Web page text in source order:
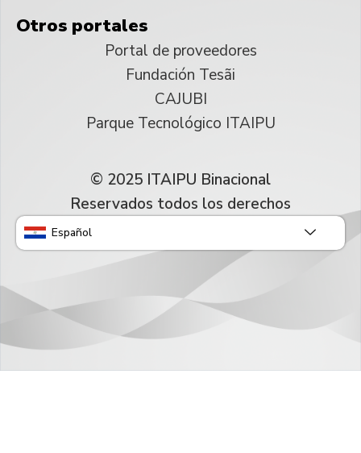
Otros portales
Portal de proveedores
Fundación Tesãi
CAJUBI
Parque Tecnológico ITAIPU
© 2025 ITAIPU Binacional
Reservados todos los derechos
Español